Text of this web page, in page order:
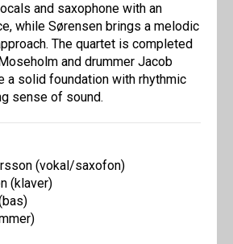
and saxophone with an
while Sørensen brings a melodic
The quartet is completed
and drummer Jacob
a solid foundation with rhythmic
sense of sound.
(vokal/saxofon)
(klaver)